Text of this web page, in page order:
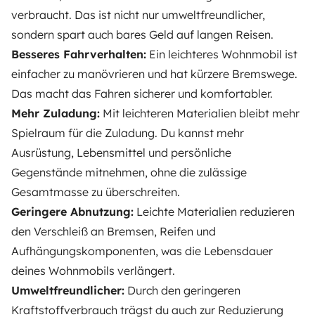
verbraucht. Das ist nicht nur umweltfreundlicher,
sondern spart auch bares Geld auf langen Reisen.
Besseres Fahrverhalten: Ein leichteres Wohnmobil ist
einfacher zu manövrieren und hat kürzere Bremswege.
Das macht das Fahren sicherer und komfortabler.
Mehr Zuladung: Mit leichteren Materialien bleibt mehr
Spielraum für die Zuladung. Du kannst mehr
Ausrüstung, Lebensmittel und persönliche
Gegenstände mitnehmen, ohne die zulässige
Gesamtmasse zu überschreiten.
Geringere Abnutzung: Leichte Materialien reduzieren
den Verschleiß an Bremsen, Reifen und
Aufhängungskomponenten, was die Lebensdauer
deines Wohnmobils verlängert.
Umweltfreundlicher: Durch den geringeren
Kraftstoffverbrauch trägst du auch zur Reduzierung